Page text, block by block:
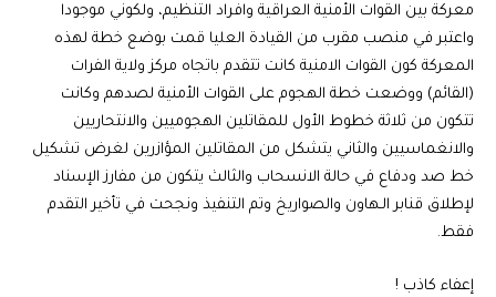
معركة بين القوات الأمنية العراقية وافراد التنظيم، ولكوني موجودا
واعتبر في منصب مقرب من القيادة العليا قمت بوضع خطة لهذه
المعركة كون القوات الامنية كانت تتقدم باتجاه مركز ولاية الفرات
(القائم) ووضعت خطة الهجوم على القوات الأمنية لصدهم وكانت
تتكون من ثلاثة خطوط الأول للمقاتلين الهجوميين والانتحاريين
والانغماسيين والثاني يتشكل من المقاتلين المؤازرين لغرض تشكيل
خط صد ودفاع في حالة الانسحاب والثالث يتكون من مفارز الإسناد
لإطلاق قنابر الـهاون والصواريخ وتم التنفيذ ونجحت في تأخير التقدم
فقط.
إعفاء كاذب !